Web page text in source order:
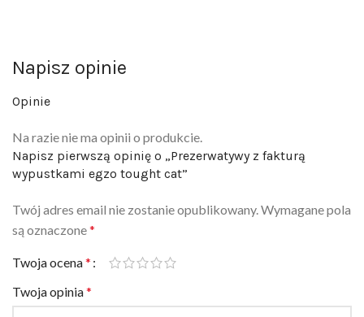
Napisz opinie
Opinie
Na razie nie ma opinii o produkcie.
Napisz pierwszą opinię o „Prezerwatywy z fakturą
wypustkami egzo tought cat”
Twój adres email nie zostanie opublikowany. Wymagane pola
są oznaczone*
Twoja ocena*
Twoja opinia*